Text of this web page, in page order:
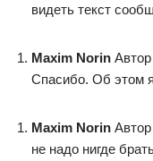
видеть текст
Maxim Norin
Спасибо. Об этом
Maxim Norin
не надо нигде